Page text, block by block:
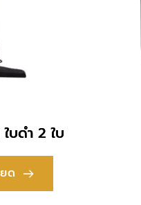
บดำ 2 ใบ
ด